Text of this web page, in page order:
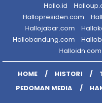
Hallo.id
Hallopresiden.com
Hallojabar.com
Hallobandung.com
Halloidn.com
HOME HISTORI
PEDOMAN MEDIA